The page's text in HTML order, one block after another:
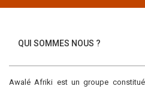
QUI SOMMES NOUS ?
Awalé Afriki est un groupe